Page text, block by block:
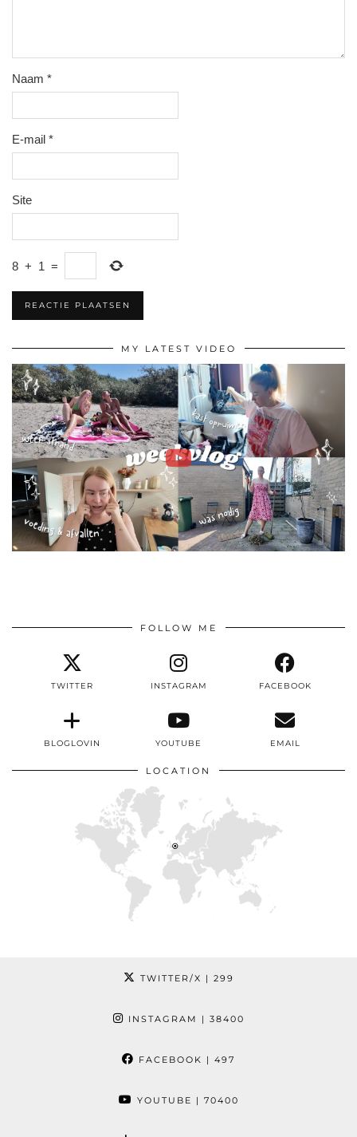
Naam *
E-mail *
Site
8 + 1 =
MY LATEST VIDEO
FOLLOW ME
TWITTER INSTAGRAM FACEBOOK
BLOGLOVIN YOUTUBE EMAIL
LOCATION
TWITTER/X | 299
INSTAGRAM | 38400
FACEBOOK | 497
YOUTUBE | 70400